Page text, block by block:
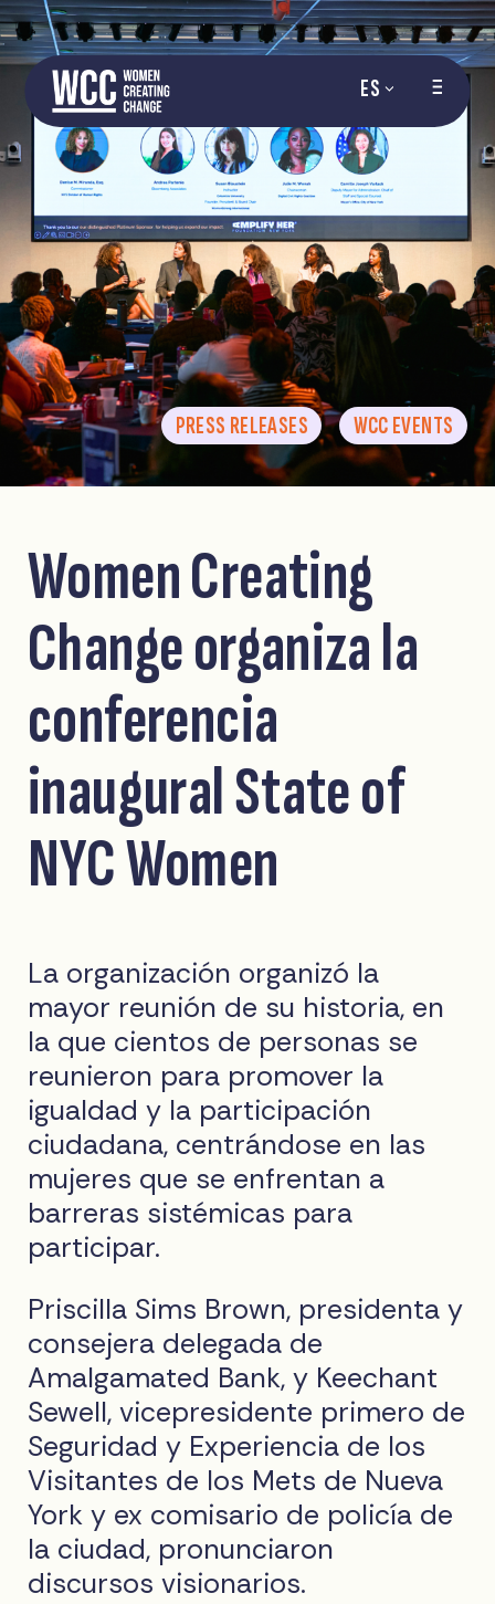
ES
PRESS RELEASES WCC EVENTS
Women Creating
Change organiza la
conferencia
inaugural State of
NYC Women
La organización organizó la
mayor reunión de su historia, en
la que cientos de personas se
reunieron para promover la
igualdad y la participación
ciudadana, centrándose en las
mujeres que se enfrentan a
barreras sistémicas para
participar.
Priscilla Sims Brown, presidenta y
consejera delegada de
Amalgamated Bank, y Keechant
Sewell, vicepresidente primero de
Seguridad y Experiencia de los
Visitantes de los Mets de Nueva
York y ex comisario de policía de
la ciudad, pronunciaron
discursos visionarios.